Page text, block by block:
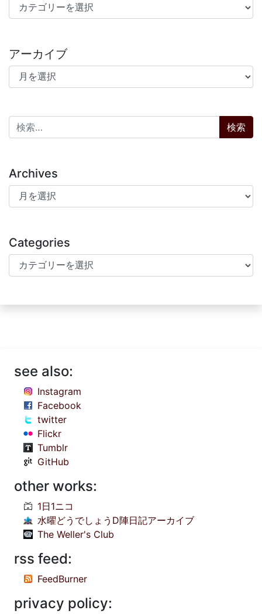
カテゴリー
アーカイブ
アーカイブ
検索:
Archives
Archives
Categories
Categories
see also:
Instagram
Facebook
twitter
Flickr
Tumblr
GitHub
other works:
1日1ニコ
水曜どうでしょうD陣日記アーカイブ
The Weller's Club
rss feed:
FeedBurner
privacy policy: